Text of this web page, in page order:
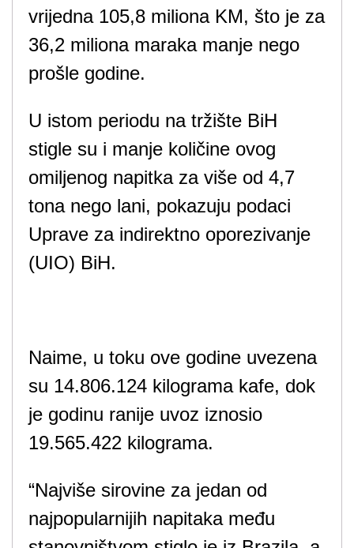
vrijedna 105,8 miliona KM, što je za
36,2 miliona maraka manje nego
prošle godine.
U istom periodu na tržište BiH
stigle su i manje količine ovog
omiljenog napitka za više od 4,7
tona nego lani, pokazuju podaci
Uprave za indirektno oporezivanje
(UIO) BiH.
Naime, u toku ove godine uvezena
su 14.806.124 kilograma kafe, dok
je godinu ranije uvoz iznosio
19.565.422 kilograma.
“Najviše sirovine za jedan od
najpopularnijih napitaka među